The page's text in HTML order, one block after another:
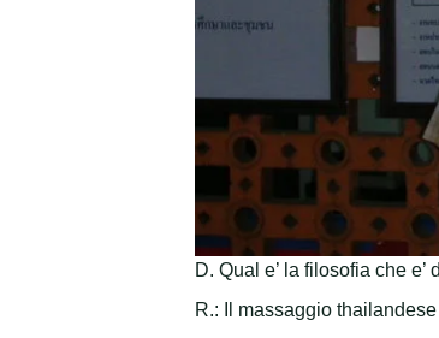
D. Qual e’ la filosofia che
R.: Il massaggio